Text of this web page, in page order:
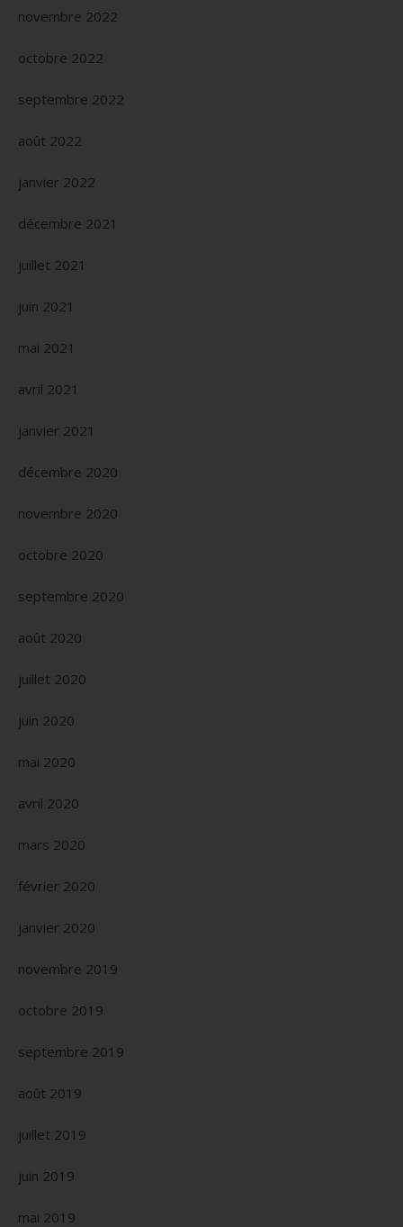
novembre 2022
octobre 2022
septembre 2022
août 2022
janvier 2022
décembre 2021
juillet 2021
juin 2021
mai 2021
avril 2021
janvier 2021
décembre 2020
novembre 2020
octobre 2020
septembre 2020
août 2020
juillet 2020
juin 2020
mai 2020
avril 2020
mars 2020
février 2020
janvier 2020
novembre 2019
octobre 2019
septembre 2019
août 2019
juillet 2019
juin 2019
mai 2019